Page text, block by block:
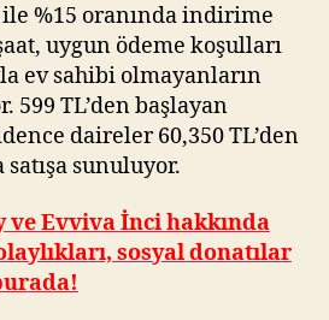
%15 oranında indirime
uygun ödeme koşulları
ev sahibi olmayanların
599 TL’den başlayan
daireler 60,350 TL’den
sunuluyor.
ve Evviva İnci hakkında
sosyal donatılar